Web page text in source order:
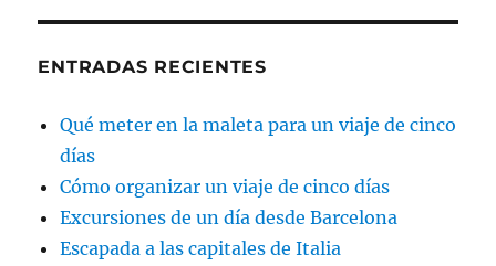
ENTRADAS RECIENTES
Qué meter en la maleta para un viaje de cinco
días
Cómo organizar un viaje de cinco días
Excursiones de un día desde Barcelona
Escapada a las capitales de Italia